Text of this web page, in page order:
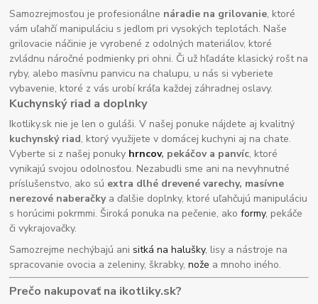
Samozrejmosťou je profesionálne náradie na grilovanie, ktoré
vám uľahčí manipuláciu s jedlom pri vysokých teplotách. Naše
grilovacie náčinie je vyrobené z odolných materiálov, ktoré
zvládnu náročné podmienky pri ohni. Či už hľadáte klasický rošt na
ryby, alebo masívnu panvicu na chalupu, u nás si vyberiete
vybavenie, ktoré z vás urobí kráľa každej záhradnej oslavy.
Kuchynský riad a doplnky
Ikotliky.sk nie je len o guláši. V našej ponuke nájdete aj kvalitný
kuchynský riad, ktorý využijete v domácej kuchyni aj na chate.
Vyberte si z našej ponuky hrncov, pekáčov a panvíc, ktoré
vynikajú svojou odolnosťou. Nezabudli sme ani na nevyhnutné
príslušenstvo, ako sú extra dlhé drevené varechy, masívne
nerezové naberačkya ďalšie doplnky, ktoré uľahčujú manipuláciu
s horúcimi pokrmmi. Široká ponuka na pečenie, akoformy, pekáče
či vykrajovačky.
Samozrejme nechýbajú anisitká na halušky, lisy a nástroje na
spracovanie ovocia a zeleniny, škrabky,nože a mnoho iného.
Prečo nakupovať na ikotliky.sk?